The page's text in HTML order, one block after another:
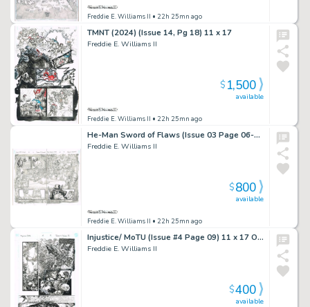
Freddie E. Williams II • 22h 25mn ago
TMNT (2024) (Issue 14, Pg 18) 11 x 17
Freddie E. Williams II
Freddie E. Williams II • 22h 25mn ago
available
$1,500
He-Man Sword of Flaws (Issue 03 Page 06-07)22×17
Freddie E. Williams II
Freddie E. Williams II • 22h 25mn ago
available
$800
Injustice/ MoTU (Issue #4 Page 09) 11 x 17 ON SALE!
Freddie E. Williams II
available
$400